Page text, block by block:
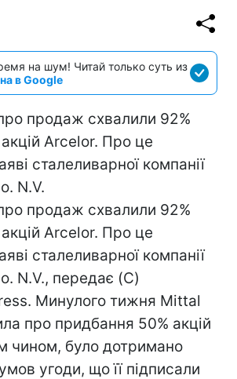
на шум! Читай только суть из
в Google
продаж схвалили 92%
Arcelor. Про це
сталеливарної компанії
N.V.
продаж схвалили 92%
Arcelor. Про це
сталеливарної компанії
N.V., передає (C)
Минулого тижня Mittal
про придбання 50% акцій
чином, було дотримано
угоди, що її підписали